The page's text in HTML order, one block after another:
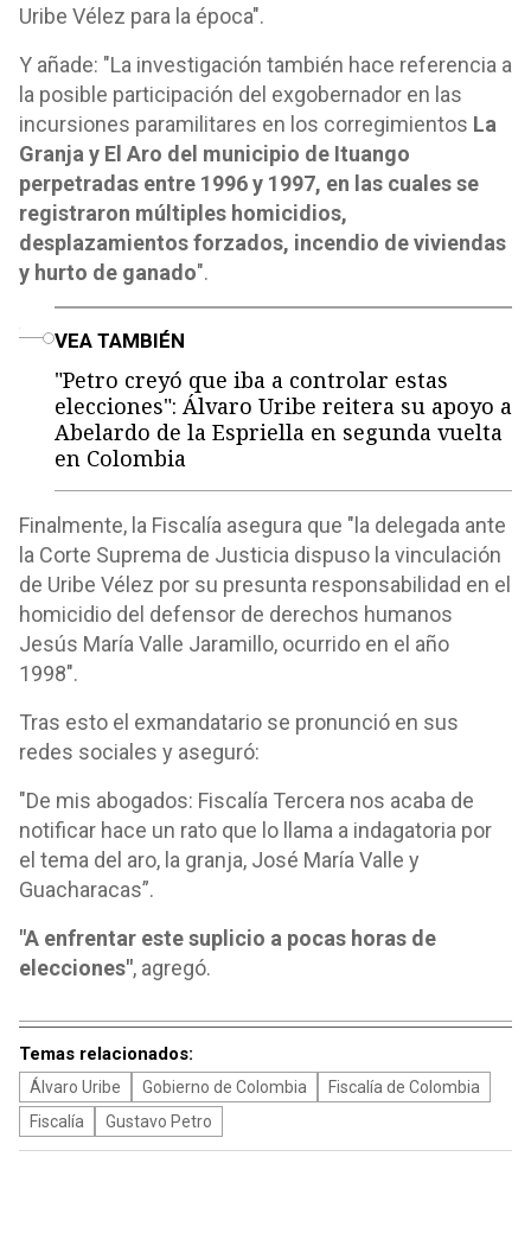
Uribe Vélez para la época".
Y añade: "La investigación también hace referencia a
la posible participación del exgobernador en las
incursiones paramilitares en los corregimientos La
Granja y El Aro del municipio de Ituango
perpetradas entre 1996 y 1997, en las cuales se
registraron múltiples homicidios,
desplazamientos forzados, incendio de viviendas
y hurto de ganado".
VEA TAMBIÉN
"Petro creyó que iba a controlar estas
elecciones": Álvaro Uribe reitera su apoyo a
Abelardo de la Espriella en segunda vuelta
en Colombia
Finalmente, la Fiscalía asegura que "la delegada ante
la Corte Suprema de Justicia dispuso la vinculación
de Uribe Vélez por su presunta responsabilidad en el
homicidio del defensor de derechos humanos
Jesús María Valle Jaramillo, ocurrido en el año
1998".
Tras esto el exmandatario se pronunció en sus
redes sociales y aseguró:
"De mis abogados: Fiscalía Tercera nos acaba de
notificar hace un rato que lo llama a indagatoria por
el tema del aro, la granja, José María Valle y
Guacharacas”.
"A enfrentar este suplicio a pocas horas de
elecciones", agregó.
Temas relacionados:
Álvaro Uribe Gobierno de Colombia
Fiscalía de Colombia
Fiscalía
Gustavo Petro